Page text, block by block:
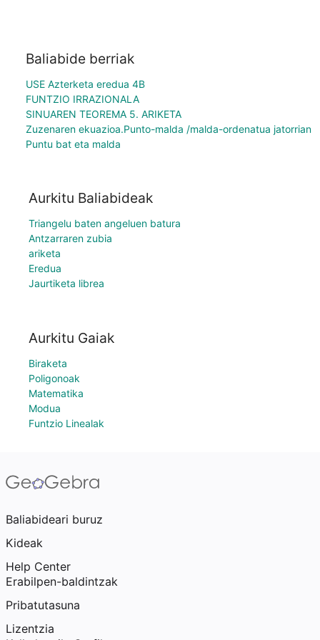
Baliabide berriak
USE Azterketa eredua 4B
FUNTZIO IRRAZIONALA
SINUAREN TEOREMA 5. ARIKETA
Zuzenaren ekuazioa.Punto-malda /malda-ordenatua jatorrian
Puntu bat eta malda
Aurkitu Baliabideak
Triangelu baten angeluen batura
Antzarraren zubia
ariketa
Eredua
Jaurtiketa librea
Aurkitu Gaiak
Biraketa
Poligonoak
Matematika
Modua
Funtzio Linealak
Baliabideari buruz
Kideak
Help Center
Erabilpen-baldintzak
Pribatutasuna
Lizentzia